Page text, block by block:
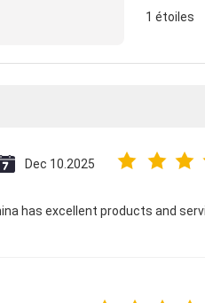
1 étoiles
Dec 10.2025
has excellent products and